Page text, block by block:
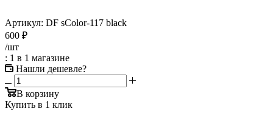
Артикул: DF sColor-117 black
600 ₽
/шт
: 1 в 1 магазине
Нашли дешевле?
В корзину
Купить в 1 клик